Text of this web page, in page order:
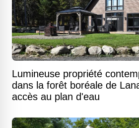
Lumineuse propriété
dans la forêt boréale de
accès au plan d'eau